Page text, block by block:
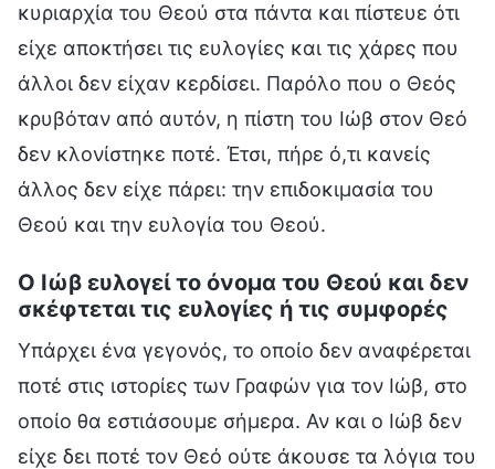
κυριαρχία του Θεού στα πάντα και πίστευε ότι
είχε αποκτήσει τις ευλογίες και τις χάρες που
άλλοι δεν είχαν κερδίσει. Παρόλο που ο Θεός
κρυβόταν από αυτόν, η πίστη του Ιώβ στον Θεό
δεν κλονίστηκε ποτέ. Έτσι, πήρε ό,τι κανείς
άλλος δεν είχε πάρει: την επιδοκιμασία του
Θεού και την ευλογία του Θεού.
Ο Ιώβ ευλογεί το όνομα του Θεού και δεν
σκέφτεται τις ευλογίες ή τις συμφορές
Υπάρχει ένα γεγονός, το οποίο δεν αναφέρεται
ποτέ στις ιστορίες των Γραφών για τον Ιώβ, στο
οποίο θα εστιάσουμε σήμερα. Αν και ο Ιώβ δεν
είχε δει ποτέ τον Θεό ούτε άκουσε τα λόγια του